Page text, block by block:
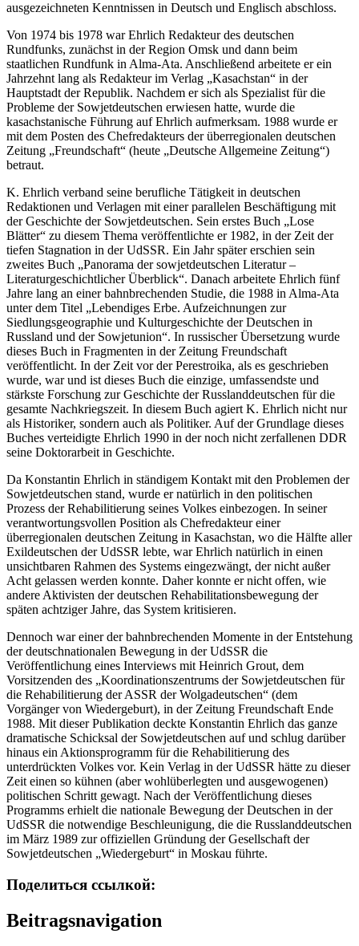
ausgezeichneten Kenntnissen in Deutsch und Englisch abschloss.
Von 1974 bis 1978 war Ehrlich Redakteur des deutschen
Rundfunks, zunächst in der Region Omsk und dann beim
staatlichen Rundfunk in Alma-Ata. Anschließend arbeitete er ein
Jahrzehnt lang als Redakteur im Verlag „Kasachstan“ in der
Hauptstadt der Republik. Nachdem er sich als Spezialist für die
Probleme der Sowjetdeutschen erwiesen hatte, wurde die
kasachstanische Führung auf Ehrlich aufmerksam. 1988 wurde er
mit dem Posten des Chefredakteurs der überregionalen deutschen
Zeitung „Freundschaft“ (heute „Deutsche Allgemeine Zeitung“)
betraut.
K. Ehrlich verband seine berufliche Tätigkeit in deutschen
Redaktionen und Verlagen mit einer parallelen Beschäftigung mit
der Geschichte der Sowjetdeutschen. Sein erstes Buch „Lose
Blätter“ zu diesem Thema veröffentlichte er 1982, in der Zeit der
tiefen Stagnation in der UdSSR. Ein Jahr später erschien sein
zweites Buch „Panorama der sowjetdeutschen Literatur –
Literaturgeschichtlicher Überblick“. Danach arbeitete Ehrlich fünf
Jahre lang an einer bahnbrechenden Studie, die 1988 in Alma-Ata
unter dem Titel „Lebendiges Erbe. Aufzeichnungen zur
Siedlungsgeographie und Kulturgeschichte der Deutschen in
Russland und der Sowjetunion“. In russischer Übersetzung wurde
dieses Buch in Fragmenten in der Zeitung Freundschaft
veröffentlicht. In der Zeit vor der Perestroika, als es geschrieben
wurde, war und ist dieses Buch die einzige, umfassendste und
stärkste Forschung zur Geschichte der Russlanddeutschen für die
gesamte Nachkriegszeit. In diesem Buch agiert K. Ehrlich nicht nur
als Historiker, sondern auch als Politiker. Auf der Grundlage dieses
Buches verteidigte Ehrlich 1990 in der noch nicht zerfallenen DDR
seine Doktorarbeit in Geschichte.
Da Konstantin Ehrlich in ständigem Kontakt mit den Problemen der
Sowjetdeutschen stand, wurde er natürlich in den politischen
Prozess der Rehabilitierung seines Volkes einbezogen. In seiner
verantwortungsvollen Position als Chefredakteur einer
überregionalen deutschen Zeitung in Kasachstan, wo die Hälfte aller
Exildeutschen der UdSSR lebte, war Ehrlich natürlich in einen
unsichtbaren Rahmen des Systems eingezwängt, der nicht außer
Acht gelassen werden konnte. Daher konnte er nicht offen, wie
andere Aktivisten der deutschen Rehabilitationsbewegung der
späten achtziger Jahre, das System kritisieren.
Dennoch war einer der bahnbrechenden Momente in der Entstehung
der deutschnationalen Bewegung in der UdSSR die
Veröffentlichung eines Interviews mit Heinrich Grout, dem
Vorsitzenden des „Koordinationszentrums der Sowjetdeutschen für
die Rehabilitierung der ASSR der Wolgadeutschen“ (dem
Vorgänger von Wiedergeburt), in der Zeitung Freundschaft Ende
1988. Mit dieser Publikation deckte Konstantin Ehrlich das ganze
dramatische Schicksal der Sowjetdeutschen auf und schlug darüber
hinaus ein Aktionsprogramm für die Rehabilitierung des
unterdrückten Volkes vor. Kein Verlag in der UdSSR hätte zu dieser
Zeit einen so kühnen (aber wohlüberlegten und ausgewogenen)
politischen Schritt gewagt. Nach der Veröffentlichung dieses
Programms erhielt die nationale Bewegung der Deutschen in der
UdSSR die notwendige Beschleunigung, die die Russlanddeutschen
im März 1989 zur offiziellen Gründung der Gesellschaft der
Sowjetdeutschen „Wiedergeburt“ in Moskau führte.
Поделиться ссылкой:
Beitragsnavigation